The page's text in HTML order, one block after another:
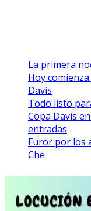
La primera
Hoy
Davis
Todo listo
Copa Davis
entradas
Furor por los
Che